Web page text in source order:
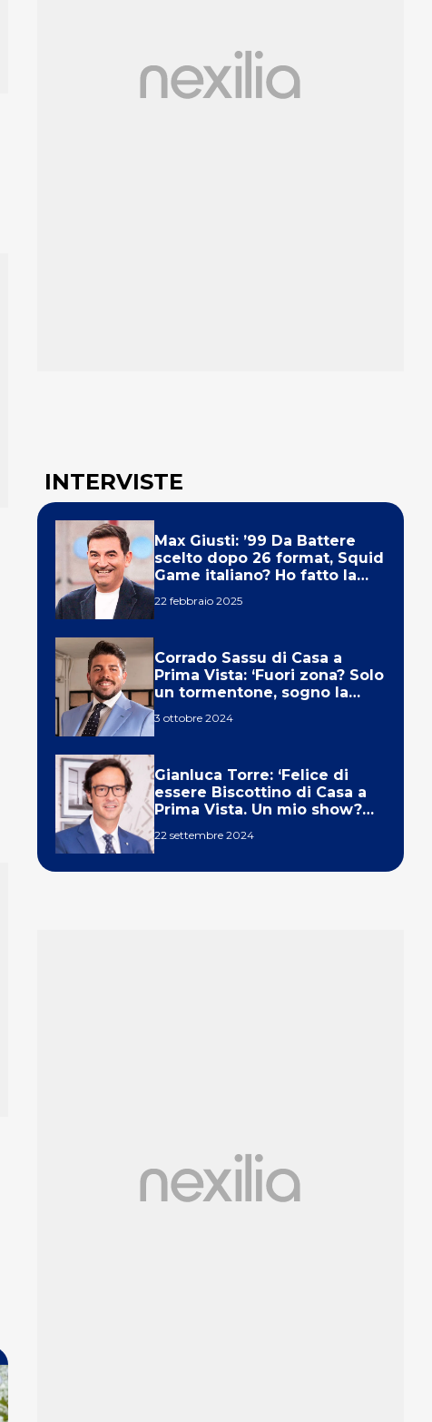
INTERVISTE
Max Giusti: ’99 Da Battere
scelto dopo 26 format, Squid
Game italiano? Ho fatto la
22 febbraio 2025
Corrado Sassu di Casa a
Prima Vista: ‘Fuori zona? Solo
un tormentone, sogno la
3 ottobre 2024
Gianluca Torre: ‘Felice di
essere Biscottino di Casa a
Prima Vista. Un mio show?
22 settembre 2024